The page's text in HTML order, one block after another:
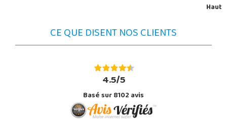
Haut
CE QUE DISENT NOS CLIENTS
4.5/5
Basé sur 8102 avis